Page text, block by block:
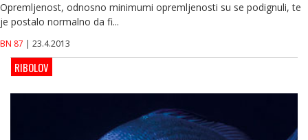
Opremljenost, odnosno minimumi opremljenosti su se podignuli, te
je postalo normalno da fi...
BN 87 | 23.4.2013
RIBOLOV